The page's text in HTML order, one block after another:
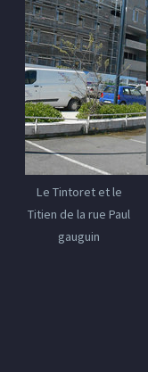
Le Tintoret et le
Titien de la rue Paul
gauguin